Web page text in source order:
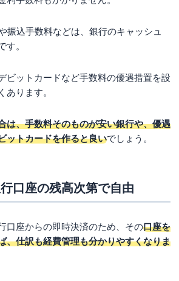
振込手数料などは、銀行のキャッシュ
す。
ビットカードなど手数料の優遇措置を設
あります。
は、手数料そのものが安い銀行や、優遇
ットカードを作ると良いでしょう。
口座の残高次第で自由
口座からの即時決済のため、その口座を
、仕訳も経費管理も分かりやすくなりま